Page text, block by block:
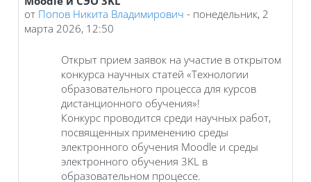
от Попов Никита Владимирович - понедельник, 2
марта 2026, 12:50
Открыт прием заявок на участие в открытом
конкурса научных статей «Технологии
образовательного процесса для курсов
дистанционного обучения»!
Конкурс проводится среди научных работ,
посвященных применению среды
электронного обучения Moodle и среды
электронного обучения 3KL в
образовательном процессе.